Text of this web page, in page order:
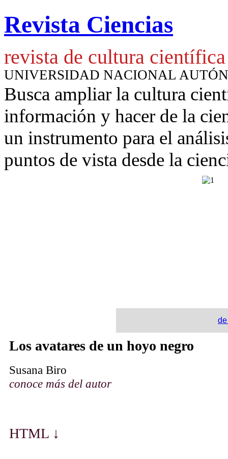
Revista Ciencias
revista de cultura científica
UNIVERSIDAD NACIONAL
Busca ampliar la cultura
información y hacer de la
un instrumento para el
puntos de vista desde la
Los avatares de un hoyo negro
Susana Biro
conoce más del autor
HTML ↓